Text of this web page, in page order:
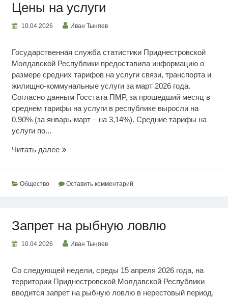
Цены на услуги
10.04.2026 Иван Тыняев
Государственная служба статистики Приднестровской
Молдавской Республики предоставила информацию о
размере средних тарифов на услуги связи, транспорта и
жилищно-коммунальные услуги за март 2026 года.
Согласно данным Госстата ПМР, за прошедший месяц в
среднем тарифы на услуги в республике выросли на
0,90% (за январь-март – на 3,14%). Средние тарифы на
услуги по...
Читать далееЦены
Общество Оставить комментарий
Запрет на рыбную ловлю
10.04.2026 Иван Тыняев
Со следующей недели, среды 15 апреля 2026 года, на
территории Приднестровской Молдавской Республики
вводится запрет на рыбную ловлю в нерестовый период.